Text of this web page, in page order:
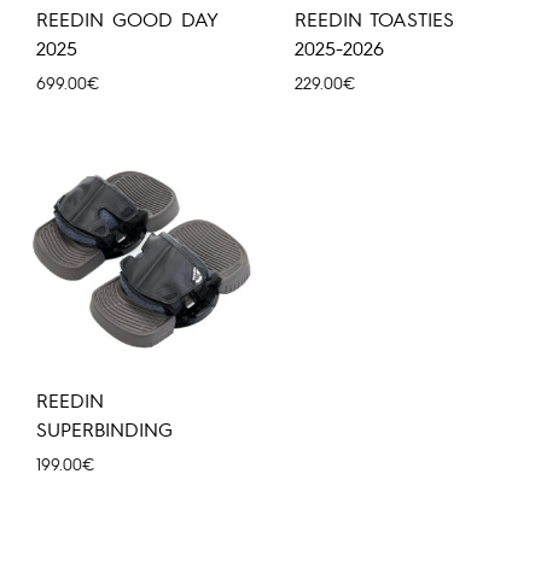
REEDIN GOOD DAY
2025
699.00€
REEDIN TOASTIES
2025-2026
229.00€
REEDIN
SUPERBINDING
199.00€